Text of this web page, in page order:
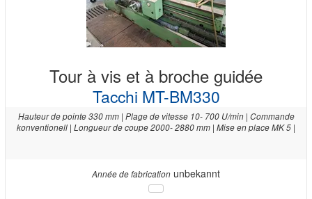
Tour à vis et à broche guidée
Tacchi MT-BM330
Hauteur de pointe 330 mm | Plage de vitesse 10- 700 U/min | Commande
konventionell | Longueur de coupe 2000- 2880 mm | Mise en place MK 5 |
Année de fabrication unbekannt